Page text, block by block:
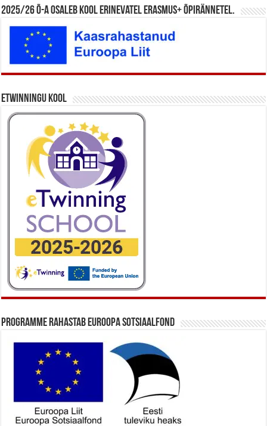
2025/26 õ-a osaleb kool erinevatel Erasmus+ õpirännetel.
eTwinningu kool
Programme rahastab Euroopa Sotsiaalfond